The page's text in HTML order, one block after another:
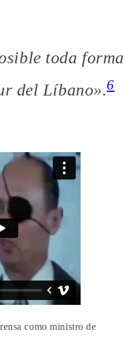
toda forma
del Líbano».6
como ministro de